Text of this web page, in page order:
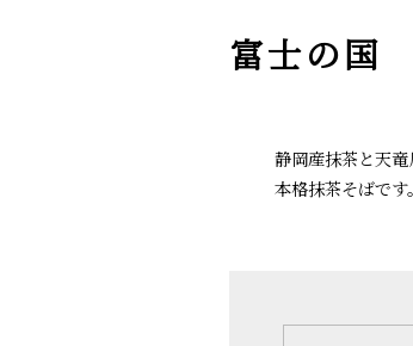
富士の国
静岡産抹茶と天
本格抹茶そばです。